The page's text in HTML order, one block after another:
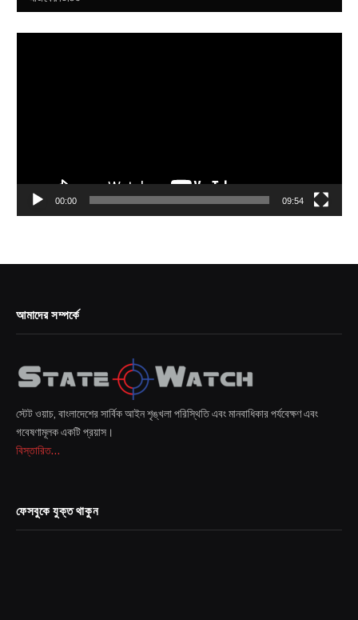
00:00 09:54
আমাদের সম্পর্কে
স্টেট ওয়াচ, বাংলাদেশের সার্বিক আইন শৃঙ্খলা পরিস্থিতি এবং মানবাধিকার পর্যবেক্ষণ এবং
গবেষণামূলক একটি প্রয়াস।
বিস্তারিত...
ফেসবুকে যুক্ত থাকুন